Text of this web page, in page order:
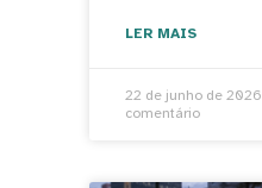
LER MAIS
22 de junho de 2026
comentário